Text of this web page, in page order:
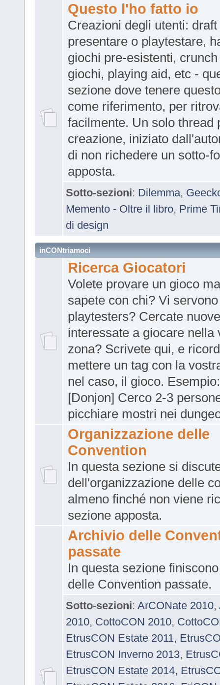
Questo l'ho fatto io
Creazioni degli utenti: draft
presentare o playtestare,
giochi pre-esistenti,
giochi, playing aid, etc -
sezione dove tenere
come riferimento, per
facilmente. Un solo thread
creazione, iniziato
di non richedere un sotto-
apposta.
Sotto-sezioni: Dilemma,
Memento - Oltre il libro, Prime
di design
inCONtriamoci
Ricerca Giocatori
Volete provare un gioco
sapete con chi? Vi
playtesters? Cercate
interessate a giocare nella
zona? Scrivete qui, e
mettere un tag con la
nel caso, il gioco.
[Donjon] Cerco 2-3
picchiare mostri nei
Organizzazione delle
Convention
In questa sezione si
dell'organizzazione delle
almeno finché non viene
sezione apposta.
Archivio delle
passate
In questa sezione
delle Convention passate.
Sotto-sezioni: ArCONate 2010,
2010, CottoCON 2010,
EtrusCON Estate 2011,
EtrusCON Inverno 2013,
EtrusCON Estate 2014,